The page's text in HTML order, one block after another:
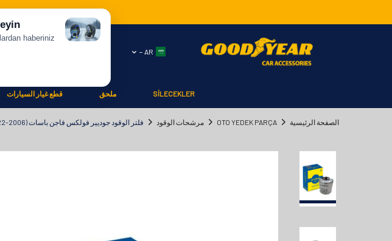
AR −
SİLECEKLER ملحق قطع غيار السيارات
الصفحة الرئيسية OTO YEDEK PARÇA مرشحات الوقود فلتر الوقود جوديير فولكس فاجن باسات (2006-2022) OE:3C0127434